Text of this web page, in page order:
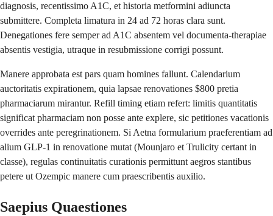
diagnosis, recentissimo A1C, et historia metformini adiuncta
submittere. Completa limatura in 24 ad 72 horas clara sunt.
Denegationes fere semper ad A1C absentem vel documenta-therapiae
absentis vestigia, utraque in resubmissione corrigi possunt.
Manere approbata est pars quam homines fallunt. Calendarium
auctoritatis expirationem, quia lapsae renovationes $800 pretia
pharmaciarum mirantur. Refill timing etiam refert: limitis quantitatis
significat pharmaciam non posse ante explere, sic petitiones vacationis
overrides ante peregrinationem. Si Aetna formularium praeferentiam ad
alium GLP-1 in renovatione mutat (Mounjaro et Trulicity certant in
classe), regulas continuitatis curationis permittunt aegros stantibus
petere ut Ozempic manere cum praescribentis auxilio.
Saepius Quaestiones